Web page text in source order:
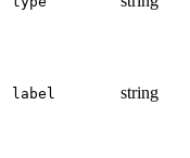
label string